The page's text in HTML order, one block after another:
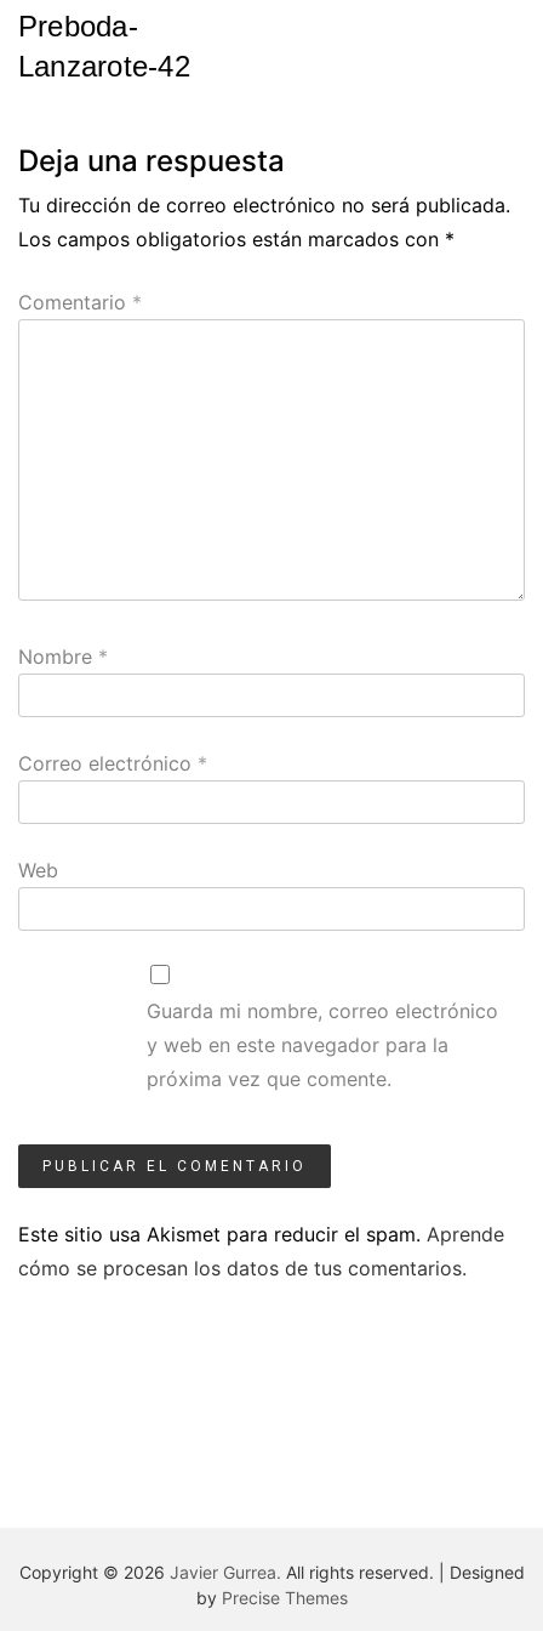
de
entradas
Preboda-
Lanzarote-42
Deja una respuesta
Tu dirección de correo electrónico no será publicada.
Los campos obligatorios están marcados con *
Comentario *
Nombre *
Correo electrónico *
Web
Guarda mi nombre, correo electrónico
y web en este navegador para la
próxima vez que comente.
Este sitio usa Akismet para reducir el spam. Aprende
cómo se procesan los datos de tus comentarios.
Copyright © 2026 Javier Gurrea. All rights reserved.
Designed
by Precise Themes